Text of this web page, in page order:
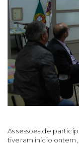
As sessões de
tiveram início ontem,